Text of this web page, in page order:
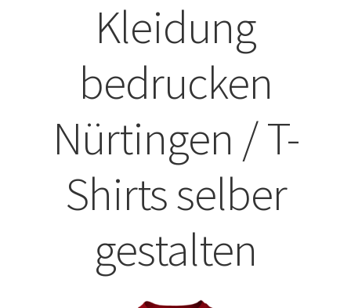
ABISHIRTS BEDRUCKEN Leonberg
ABISHIRTS BEDRUCKEN STUTTGART
Affenpinscher T-Shirts Kaufen selber gestalten und
Afghanischer Windhund T-Shirts Kaufen selber gestalten
Afrika T Shirts Kaufen – Motive selber gestalten und
Kleidung
bedrucken
Nürtingen / T-
Shirts selber
gestalten